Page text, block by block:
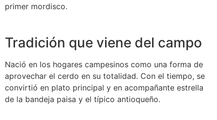
primer mordisco.
Tradición que viene del campo
Nació en los hogares campesinos como una forma de
aprovechar el cerdo en su totalidad. Con el tiempo, se
convirtió en plato principal y en acompañante estrella
de la bandeja paisa y el típico antioqueño.